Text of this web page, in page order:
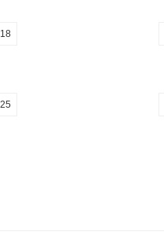
18
25